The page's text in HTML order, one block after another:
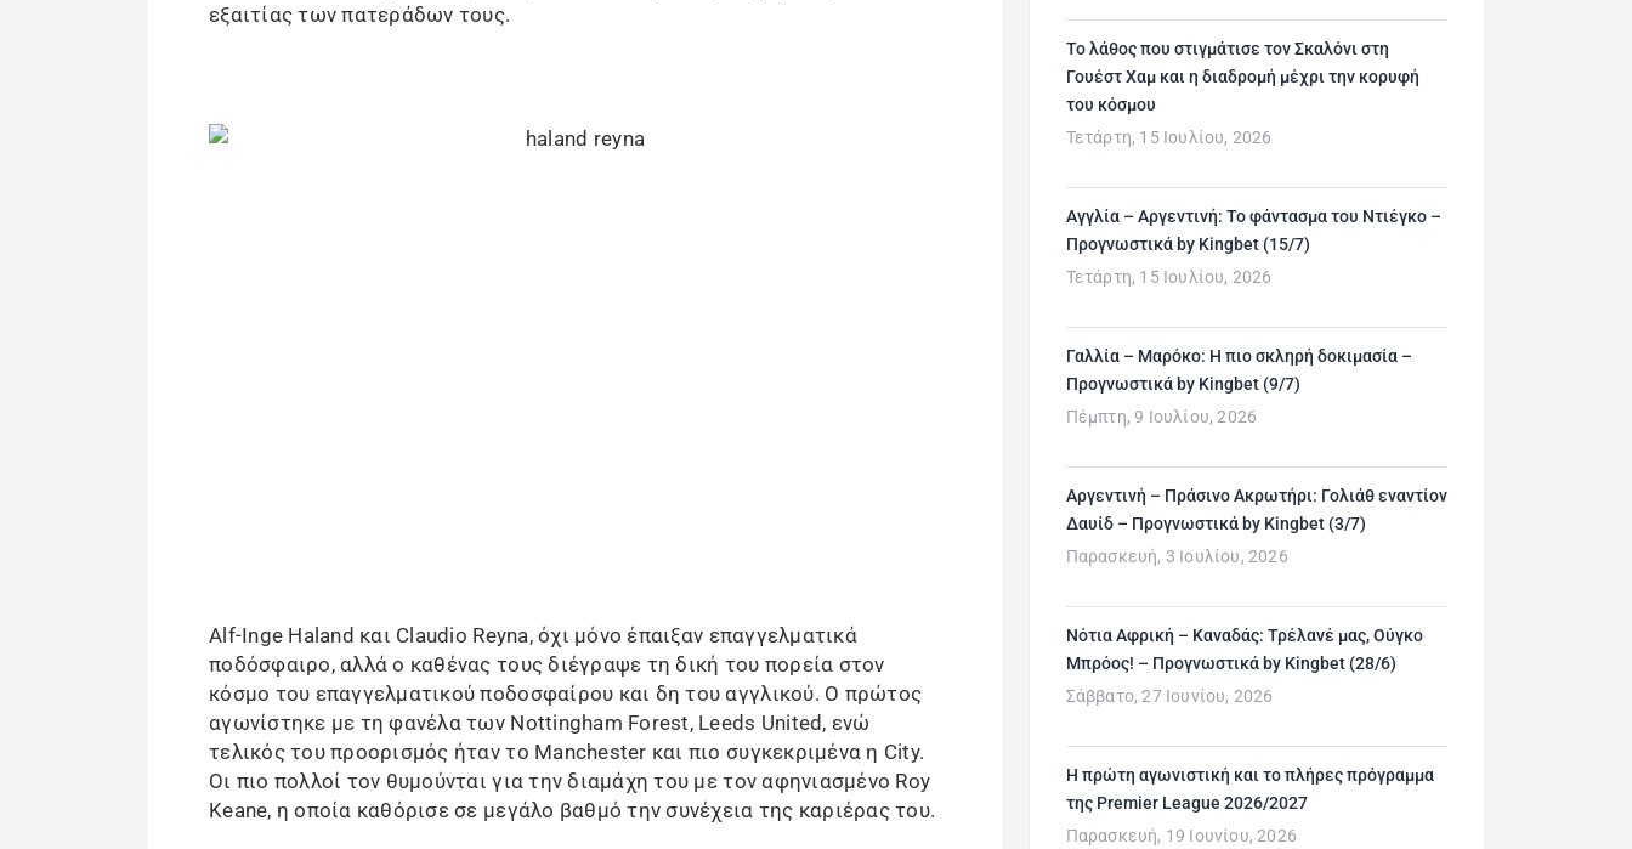
εξαιτίας των πατεράδων τους.
Alf-Inge Haland και Claudio Reyna, όχι μόνο έπαιξαν επαγγελματικά
ποδόσφαιρο, αλλά ο καθένας τους διέγραψε τη δική του πορεία στον
κόσμο του επαγγελματικού ποδοσφαίρου και δη του αγγλικού. Ο πρώτος
αγωνίστηκε με τη φανέλα των Nottingham Forest, Leeds United, ενώ
τελικός του προορισμός ήταν το Manchester και πιο συγκεκριμένα η City.
Οι πιο πολλοί τον θυμούνται για την διαμάχη του με τον αφηνιασμένο Roy
Keane, η οποία καθόρισε σε μεγάλο βαθμό την συνέχεια της καριέρας του.
Το λάθος που στιγμάτισε τον Σκαλόνι στη
Γουέστ Χαμ και η διαδρομή μέχρι την κορυφή
του κόσμου
Τετάρτη, 15 Ιουλίου, 2026
Αγγλία – Αργεντινή: Το φάντασμα του Ντιέγκο –
Προγνωστικά by Kingbet (15/7)
Τετάρτη, 15 Ιουλίου, 2026
Γαλλία – Μαρόκο: Η πιο σκληρή δοκιμασία –
Προγνωστικά by Kingbet (9/7)
Πέμπτη, 9 Ιουλίου, 2026
Αργεντινή – Πράσινο Ακρωτήρι: Γολιάθ εναντίον
Δαυίδ – Προγνωστικά by Kingbet (3/7)
Παρασκευή, 3 Ιουλίου, 2026
Νότια Αφρική – Καναδάς: Τρέλανέ μας, Ούγκο
Μπρόος! – Προγνωστικά by Kingbet (28/6)
Σάββατο, 27 Ιουνίου, 2026
H πρώτη αγωνιστική και το πλήρες πρόγραμμα
της Premier League 2026/2027
Παρασκευή, 19 Ιουνίου, 2026